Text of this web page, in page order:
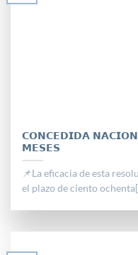
𝗖𝗢𝗡𝗖𝗘𝗗𝗜𝗗𝗔
𝗠𝗘𝗦𝗘𝗦
📌La eficacia de esta
el plazo de ciento